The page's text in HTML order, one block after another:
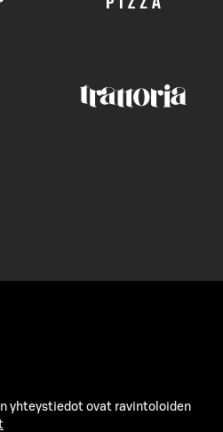
yhteystiedot ovat ravintoloiden